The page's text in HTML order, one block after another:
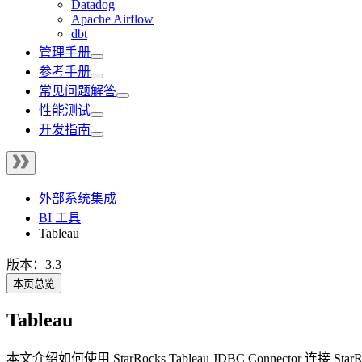
Datadog
Apache Airflow
dbt
管理手册
参考手册
常见问题解答
性能测试
开发指南
外部系统集成
BI 工具
Tableau
版本：3.3
本页总览
Tableau
本文介绍如何使用 StarRocks Tableau JDBC Connector 连接